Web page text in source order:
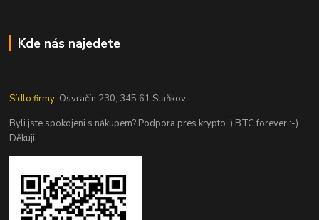
Kde nás najedete
Sídlo firmy: Osvračín 230, 345 61 Staňkov
Byli jste spokojeni s nákupem? Podpora pres krypto :) BTC forever :-)
Děkuji